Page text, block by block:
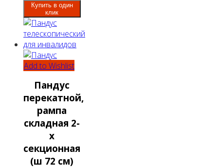
Купить в один
клик
Add to Wishlist
Пандус
перекатной,
рампа
складная 2-
х
секционная
(ш 72 см)